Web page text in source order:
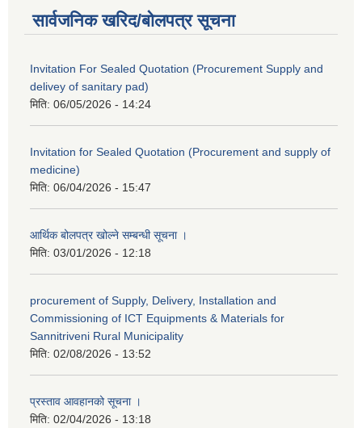
सार्वजनिक खरिद/बोलपत्र सूचना
Invitation For Sealed Quotation (Procurement Supply and
delivey of sanitary pad)
मिति: 06/05/2026 - 14:24
Invitation for Sealed Quotation (Procurement and supply of
medicine)
मिति: 06/04/2026 - 15:47
आर्थिक बोलपत्र खोल्ने सम्बन्धी सूचना ।
मिति: 03/01/2026 - 12:18
procurement of Supply, Delivery, Installation and
Commissioning of ICT Equipments & Materials for
Sannitriveni Rural Municipality
मिति: 02/08/2026 - 13:52
प्रस्ताव आवहानको सूचना ।
मिति: 02/04/2026 - 13:18